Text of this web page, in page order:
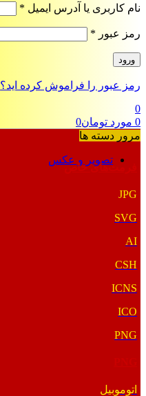
نام کاربری یا آدرس ایمیل *
رمز عبور *
ورود
رمز عبور را فراموش کرده اید؟
0
0 مورد تومان0
مرور دسته ها
تصویر و عکس
فرمت‌های خاص
JPG
SVG
AI
CSH
ICNS
ICO
PNG
اتوموبیل